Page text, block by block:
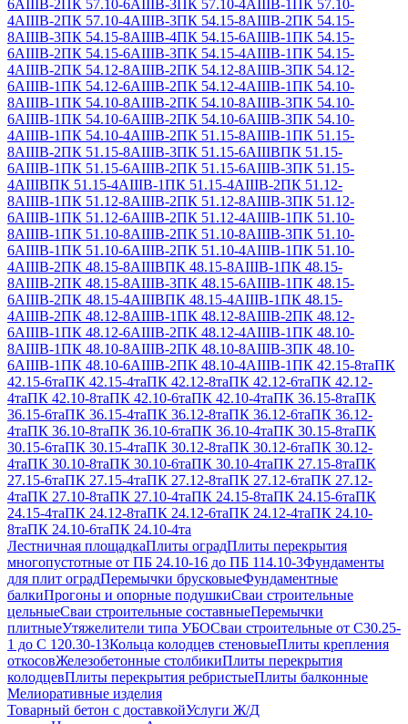
6АIIIВ-2 ПК 57.10-6АIIIВ-3 ПК 57.10-4АIIIВ-1
ПК 57.10-
4АIIIВ-2ПК 57.10-4АIIIВ-3ПК 54.15-8АIIIВ-2ПК 54.15-
8АIIIВ-3ПК 54.15-8АIIIВ-4ПК 54.15-6АIIIВ-1ПК 54.15-
6АIIIВ-2ПК 54.15-6АIIIВ-3ПК 54.15-4АIIIВ-1ПК 54.15-
4АIIIВ-2ПК 54.12-8АIIIВ-2ПК 54.12-8АIIIВ-3ПК 54.12-
6АIIIВ-1ПК 54.12-6АIIIВ-2ПК 54.12-4АIIIВ-1ПК 54.10-
8АIIIВ-1ПК 54.10-8АIIIВ-2ПК 54.10-8АIIIВ-3ПК 54.10-
6АIIIВ-1ПК 54.10-6АIIIВ-2ПК 54.10-6АIIIВ-3ПК 54.10-
4АIIIВ-1ПК 54.10-4АIIIВ-2ПК 51.15-8АIIIВ-1ПК 51.15-
8АIIIВ-2ПК 51.15-8АIIIВ-3ПК 51.15-6АIIIВПК 51.15-
6АIIIВ-1ПК 51.15-6АIIIВ-2ПК 51.15-6АIIIВ-3ПК 51.15-
4АIIIВПК 51.15-4АIIIВ-1ПК 51.15-4АIIIВ-2ПК 51.12-
8АIIIВ-1ПК 51.12-8АIIIВ-2ПК 51.12-8АIIIВ-3ПК 51.12-
6АIIIВ-1ПК 51.12-6АIIIВ-2ПК 51.12-4АIIIВ-1ПК 51.10-
8АIIIВ-1ПК 51.10-8АIIIВ-2ПК 51.10-8АIIIВ-3ПК 51.10-
6АIIIВ-1ПК 51.10-6АIIIВ-2ПК 51.10-4АIIIВ-1ПК 51.10-
4АIIIВ-2ПК 48.15-8АIIIВПК 48.15-8АIIIВ-1ПК 48.15-
8АIIIВ-2ПК 48.15-8АIIIВ-3ПК 48.15-6АIIIВ-1ПК 48.15-
6АIIIВ-2ПК 48.15-4АIIIВПК 48.15-4АIIIВ-1ПК 48.15-
4АIIIВ-2ПК 48.12-8АIIIВ-1ПК 48.12-8АIIIВ-2ПК 48.12-
6АIIIВ-1ПК 48.12-6АIIIВ-2ПК 48.12-4АIIIВ-1ПК 48.10-
8АIIIВ-1ПК 48.10-8АIIIВ-2ПК 48.10-8АIIIВ-3ПК 48.10-
6АIIIВ-1ПК 48.10-6АIIIВ-2ПК 48.10-4АIIIВ-1ПК 42.15-8таПК
42.15-6таПК 42.15-4таПК 42.12-8таПК 42.12-6таПК 42.12-
4таПК 42.10-8таПК 42.10-6таПК 42.10-4таПК 36.15-8таПК
36.15-6таПК 36.15-4таПК 36.12-8таПК 36.12-6таПК 36.12-
4таПК 36.10-8таПК 36.10-6таПК 36.10-4таПК 30.15-8таПК
30.15-6таПК 30.15-4таПК 30.12-8таПК 30.12-6таПК 30.12-
4таПК 30.10-8таПК 30.10-6таПК 30.10-4таПК 27.15-8таПК
27.15-6таПК 27.15-4таПК 27.12-8таПК 27.12-6таПК 27.12-
4таПК 27.10-8таПК 27.10-4таПК 24.15-8таПК 24.15-6таПК
24.15-4таПК 24.12-8таПК 24.12-6таПК 24.12-4таПК 24.10-
8таПК 24.10-6таПК 24.10-4та
Лестничная площадкаПлиты оградПлиты перекрытия
многопустотные от ПБ 24.10-16 до ПБ 114.10-3Фундаменты
для плит оградПеремычки брусковыеФундаментные
балкиПрогоны и опорные подушкиСваи строительные
цельныеСваи строительные составныеПеремычки
плитныеУтяжелители типа УБОСваи строительные от С30.25-
1 до С 120.30-13Кольца колодцев стеновыеПлиты крепления
откосовЖелезобетонные столбикиПлиты перекрытия
колодцевПлиты перекрытия ребристыеПлиты балконные
Мелиоративные изделия
Товарный бетон с доставкойУслуги Ж/Д